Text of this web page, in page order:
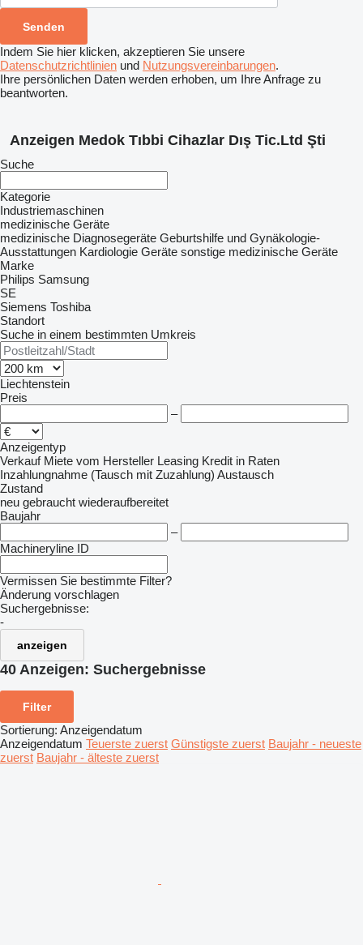
Indem Sie hier klicken, akzeptieren Sie unsere
Datenschutzrichtlinien und Nutzungsvereinbarungen.
Ihre persönlichen Daten werden erhoben, um Ihre Anfrage zu
beantworten.
Anzeigen Medok Tıbbi Cihazlar Dış Tic.Ltd Şti
Suche
Kategorie
Industriemaschinen
medizinische Geräte
medizinische Diagnosegeräte Geburtshilfe und Gynäkologie-
Ausstattungen Kardiologie Geräte sonstige medizinische Geräte
Marke
Philips Samsung
SE
Siemens Toshiba
Standort
Suche in einem bestimmten Umkreis
Liechtenstein
Preis
–
Anzeigentyp
Verkauf Miete vom Hersteller Leasing Kredit in Raten
Inzahlungnahme (Tausch mit Zuzahlung) Austausch
Zustand
neu gebraucht wiederaufbereitet
Baujahr
–
Machineryline ID
Vermissen Sie bestimmte Filter?
Änderung vorschlagen
Suchergebnisse:
-
anzeigen
40 Anzeigen: Suchergebnisse
Filter
Sortierung: Anzeigendatum
Anzeigendatum Teuerste zuerst Günstigste zuerst Baujahr - neueste
zuerst Baujahr - älteste zuerst